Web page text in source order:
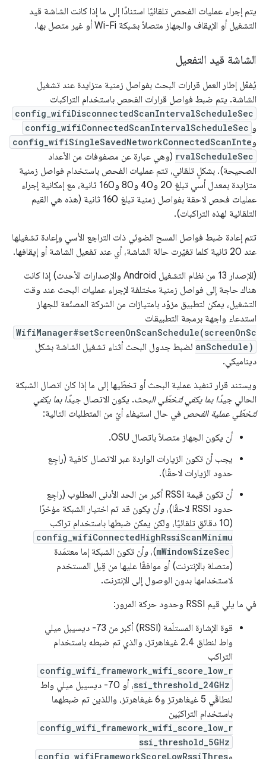
يتم إجراء عمليات الفحص تلقائيًا استنادًا إلى ما إذا كانت الشاشة قيد
التشغيل أو الإيقاف والجهاز متصلاً بشبكة Wi-Fi أو غير متصل بها.
الشاشة قيد التفعيل
يُفعّل إطار العمل قرارات البحث بفواصل زمنية متزايدة عند تشغيل
الشاشة. يتم ضبط فواصل قرارات الفحص باستخدام التراكبات
config_wifiDisconnectedScanIntervalScheduleSec
و config_wifiConnectedScanIntervalScheduleSec
وconfig_wifiSingleSavedNetworkConnectedScanInte
rvalScheduleSec (وهي عبارة عن مصفوفات من الأعداد
الصحيحة). بشكلٍ تلقائي، تتم عمليات الفحص باستخدام فواصل زمنية
متزايدة بمعدل أسي تبلغ 20 و40 و80 و160 ثانية، مع إمكانية إجراء
عمليات فحص لاحقة بفواصل زمنية تبلغ 160 ثانية (هذه هي القيم
التلقائية لهذه التراكبات).
تتم إعادة ضبط فواصل المسح الضوئي ذات التراجع الأسي وإعادة تشغيلها
عند 20 ثانية كلما تغيّرت حالة الشاشة، أي عند تفعيل الشاشة أو إيقافها.
(الإصدار 13 من نظام التشغيل Android والإصدارات الأحدث) إذا كانت
هناك حاجة إلى فواصل زمنية مختلفة لإجراء عمليات البحث عند وقت
التشغيل، يمكن لتطبيق مزوّد بامتيازات من الشركة المصنّعة للجهاز
استدعاء واجهة برمجة التطبيقات
WifiManager#setScreenOnScanSchedule(screenOnSc
anSchedule) لضبط جدول البحث أثناء تشغيل الشاشة بشكل
ديناميكي.
ويستند قرار تنفيذ عملية البحث أو تخطّيها إلى ما إذا كان اتصال الشبكة
الحالي جيدًا بما يكفي لتخطّي البحث. يكون الاتصال جيدًا بما يكفي
لتخطّي عملية الفحص في حال استيفاء أيّ من المتطلبات التالية:
أن يكون الجهاز متصلاً باتصال OSU.
يجب أن تكون الزيارات الواردة عبر الاتصال كافية (راجِع
حدود الزيارات لاحقًا).
أن تكون قيمة RSSI أكبر من الحد الأدنى المطلوب (راجِع
حدود RSSI لاحقًا)،
وأن يكون قد تم اختيار الشبكة مؤخرًا
(10 دقائق تلقائيًا، ولكن يمكن ضبطها باستخدام تراكب
config_wifiConnectedHighRssiScanMinimu
mWindowSizeSec)،وأن تكون الشبكة إما معتمَدة
(متصلة بالإنترنت) أو موافقًا عليها من قِبل المستخدم
لاستخدامها بدون الوصول إلى الإنترنت.
في ما يلي قيم RSSI وحدود حركة المرور:
قوة الإشارة المستلَمة (RSSI) أكبر من ‎-73 ديسيبل ميلي
واط لنطاق 2.4 غيغاهرتز، والذي تم ضبطه باستخدام
التراكب
config_wifi_framework_wifi_score_low_r
ssi_threshold_24GHz
، أو ‎-70 ديسيبل ميلي واط
لنطاقَي 5 غيغاهرتز و6 غيغاهرتز، واللذين تم ضبطهما
باستخدام التراكبَين
config_wifi_framework_wifi_score_low_r
ssi_threshold_5GHz
وconfig_wifiFrameworkScoreLowRssiThres